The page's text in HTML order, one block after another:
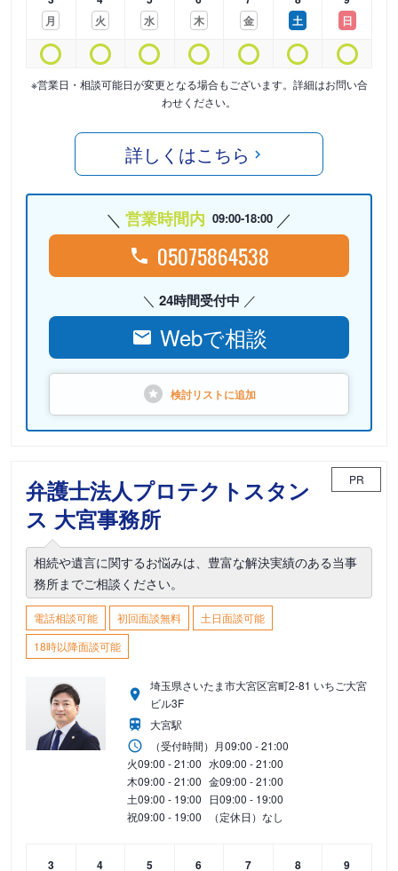
月
火
水
木
金
土
日
※営業日・相談可能日が変更となる場合もございます。詳細はお問い合
わせください。
詳しくはこちら
営業時間内 09:00-18:00
05075864538
24時間受付中
Webで相談
検討リストに追加
弁護士法人プロテクトスタン
ス 大宮事務所
PR
相続や遺言に関するお悩みは、豊富な解決実績のある当事
務所までご相談ください。
電話相談可能 初回面談無料
土日面談可能
18時以降面談可能
埼玉県さいたま市大宮区宮町2-81 いちご大宮
ビル3F
大宮駅
（受付時間） 月09:00 - 21:00
火09:00 - 21:00 水09:00 - 21:00
木09:00 - 21:00 金09:00 - 21:00
土09:00 - 19:00 日09:00 - 19:00
祝09:00 - 19:00 （定休日）なし
3 4 5 6 7 8 9